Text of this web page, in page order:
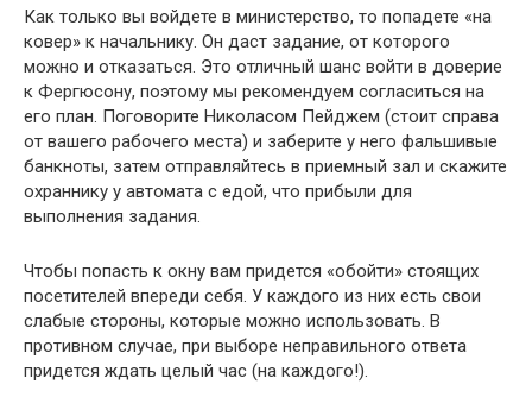
Как только вы войдете в министерство, то попадете «на
ковер» к начальнику. Он даст задание, от которого
можно и отказаться. Это отличный шанс войти в доверие
к Фергюсону, поэтому мы рекомендуем согласиться на
его план. Поговорите Николасом Пейджем (стоит справа
от вашего рабочего места) и заберите у него фальшивые
банкноты, затем отправляйтесь в приемный зал и скажите
охраннику у автомата с едой, что прибыли для
выполнения задания.
Чтобы попасть к окну вам придется «обойти» стоящих
посетителей впереди себя. У каждого из них есть свои
слабые стороны, которые можно использовать. В
противном случае, при выборе неправильного ответа
придется ждать целый час (на каждого!).